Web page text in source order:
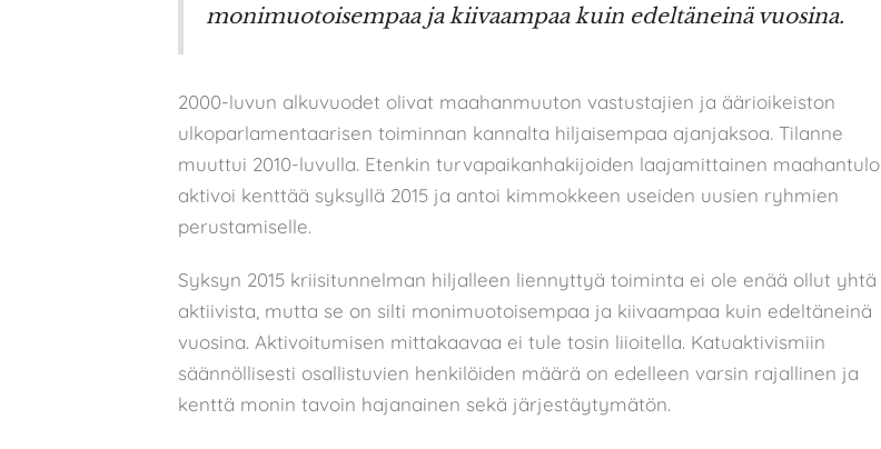
monimuotoisempaa ja kiivaampaa kuin edeltäneinä vuosina.
2000-luvun alkuvuodet olivat maahanmuuton vastustajien ja äärioikeiston
ulkoparlamentaarisen toiminnan kannalta hiljaisempaa ajanjaksoa. Tilanne
muuttui 2010-luvulla. Etenkin turvapaikanhakijoiden laajamittainen maahantulo
aktivoi kenttää syksyllä 2015 ja antoi kimmokkeen useiden uusien ryhmien
perustamiselle.
Syksyn 2015 kriisitunnelman hiljalleen liennyttyä toiminta ei ole enää ollut yhtä
aktiivista, mutta se on silti monimuotoisempaa ja kiivaampaa kuin edeltäneinä
vuosina. Aktivoitumisen mittakaavaa ei tule tosin liioitella. Katuaktivismiin
säännöllisesti osallistuvien henkilöiden määrä on edelleen varsin rajallinen ja
kenttä monin tavoin hajanainen sekä järjestäytymätön.